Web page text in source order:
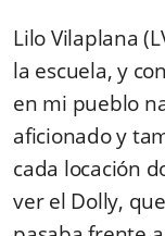
Lilo Vilaplana
la escuela, y
en mi pueblo
aficionado y
cada locación
ver el Dolly,